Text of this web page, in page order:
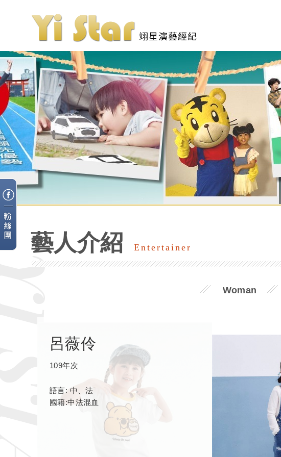
藝人介紹 Entertainer
Woman
呂薇伶
109年次
語言: 中、法
國籍:中法混血